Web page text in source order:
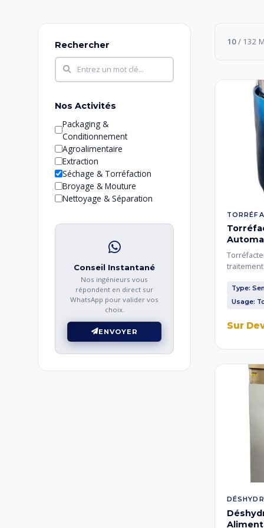
Rechercher
Nos Activités
Packaging &
Conditionnement
Agroalimentaire
Extraction
Séchage & Torréfaction
Broyage & Mouture
Nettoyage & Séparation
Conseil Instantané
Nos ingénieurs vous
répondent en direct sur
WhatsApp pour valider vos
choix.
ENVOYER
10/ 132
céréales,
Type:
Usage:
Sur